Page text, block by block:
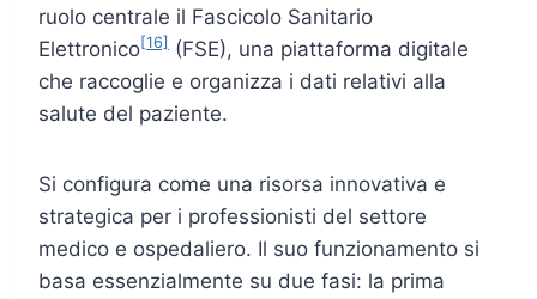
ruolo centrale il Fascicolo Sanitario
Elettronico[16] (FSE), una piattaforma digitale
che raccoglie e organizza i dati relativi alla
salute del paziente.
Si configura come una risorsa innovativa e
strategica per i professionisti del settore
medico e ospedaliero. Il suo funzionamento si
basa essenzialmente su due fasi: la prima